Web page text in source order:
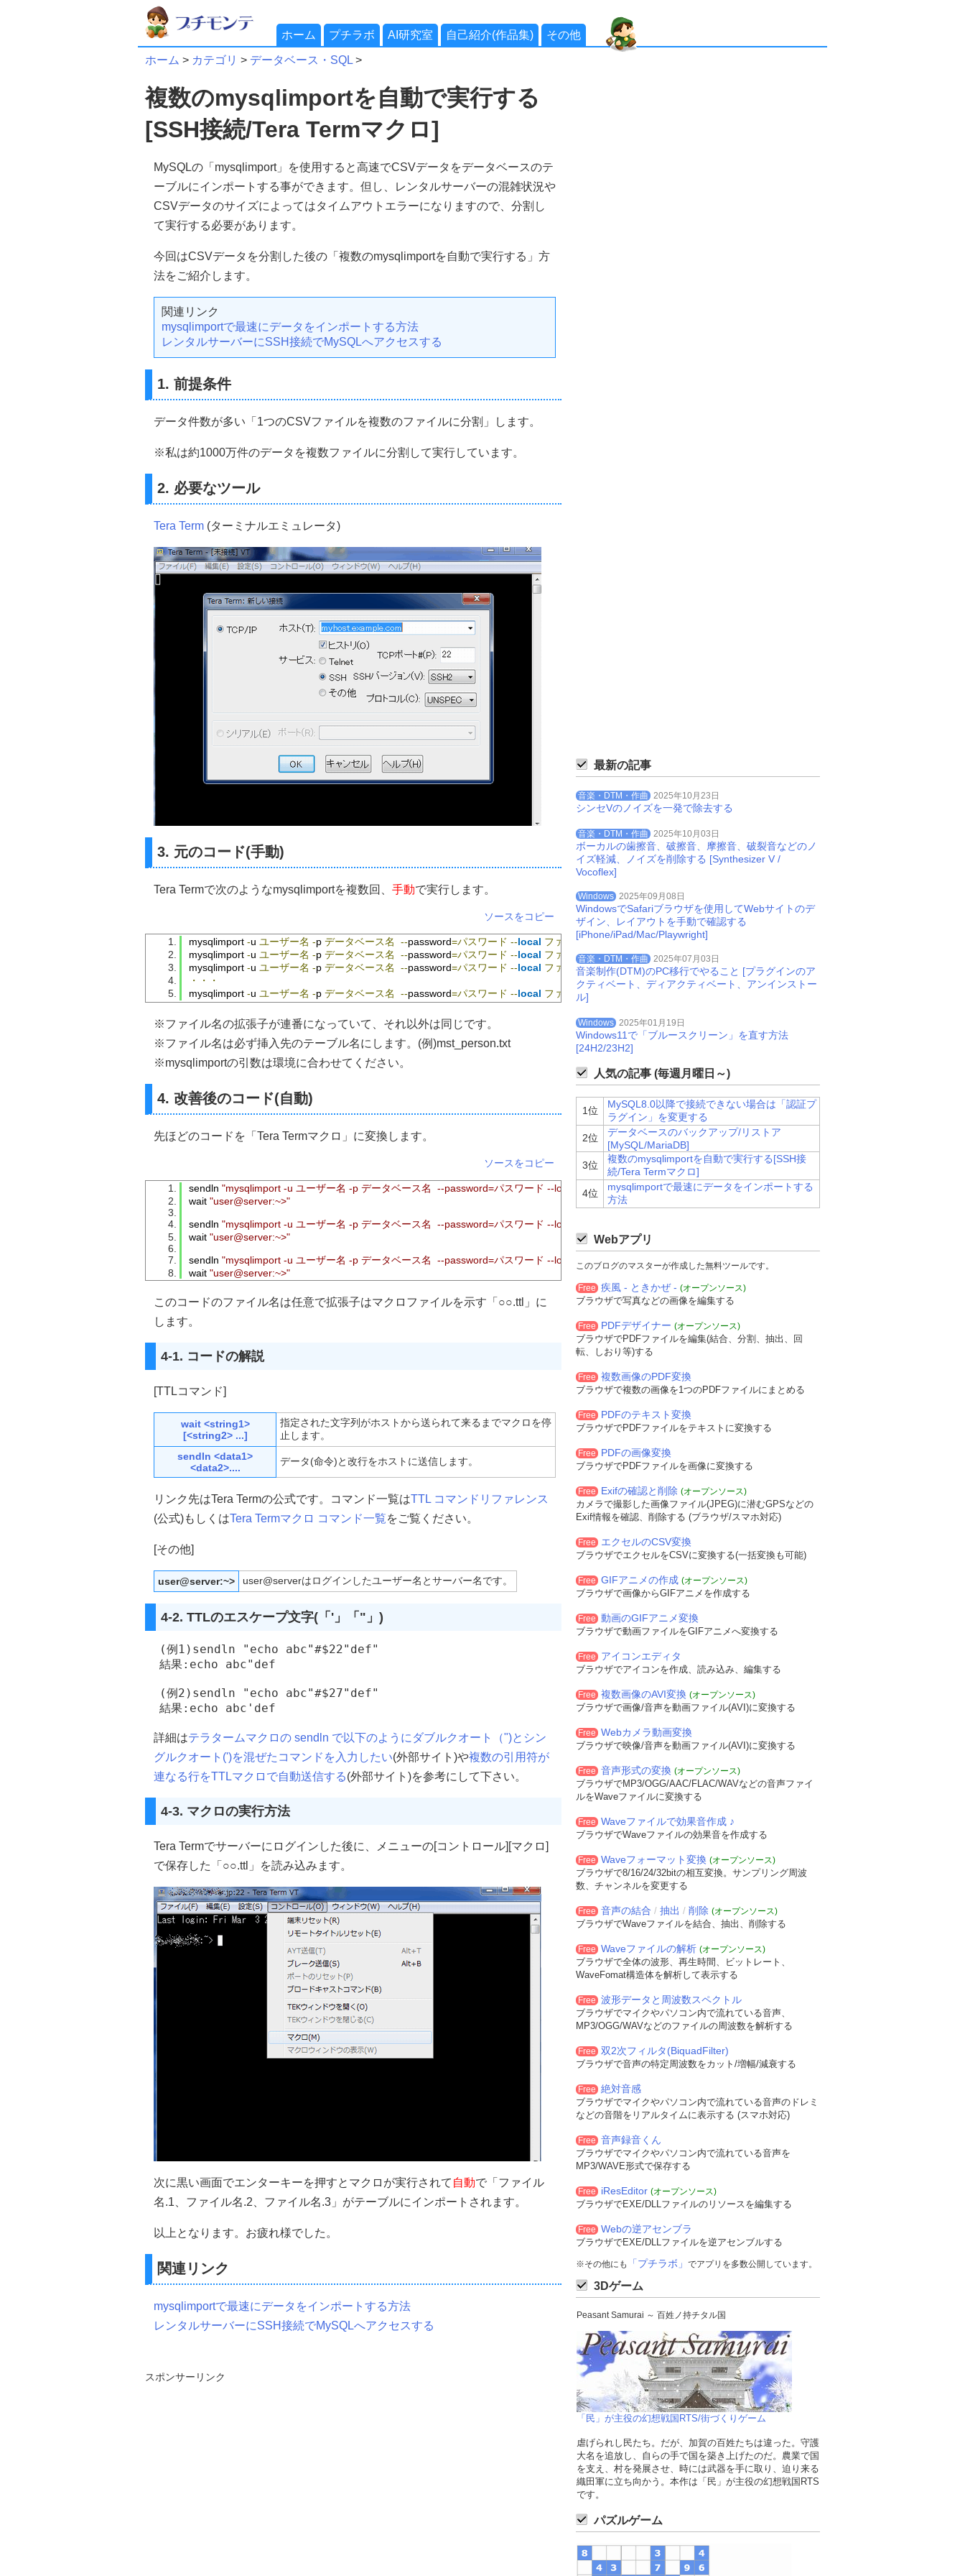
ホーム プチラボ AI研究室 自己紹介(作品集) その他
ホーム > カテゴリ > データベース・SQL >
複数のmysqlimportを自動で実行する
[SSH接続/Tera Termマクロ]
MySQLの「mysqlimport」を使用すると高速でCSVデータをデータベースのテ
ーブルにインポートする事ができます。但し、レンタルサーバーの混雑状況や
CSVデータのサイズによってはタイムアウトエラーになりますので、分割し
て実行する必要があります。
今回はCSVデータを分割した後の「複数のmysqlimportを自動で実行する」方
法をご紹介します。
関連リンク
mysqlimportで最速にデータをインポートする方法
レンタルサーバーにSSH接続でMySQLへアクセスする
1. 前提条件
データ件数が多い「1つのCSVファイルを複数のファイルに分割」します。
※私は約1000万件のデータを複数ファイルに分割して実行しています。
2. 必要なツール
Tera Term (ターミナルエミュレータ)
3. 元のコード(手動)
Tera Termで次のようなmysqlimportを複数回、 手動で実行します。
ソースをコピー
mysqlimport -u ユーザー名 -p データベース名 --password=パスワード --local ファイル名.1
mysqlimport -u ユーザー名 -p データベース名 --password=パスワード --local ファイル名.2
mysqlimport -u ユーザー名 -p データベース名 --password=パスワード --local ファイル名.3
・・・
mysqlimport -u ユーザー名 -p データベース名 --password=パスワード --local ファイル名.
※ファイル名の拡張子が連番になっていて、それ以外は同じです。
※ファイル名は必ず挿入先のテーブル名にします。(例)mst_person.txt
※mysqlimportの引数は環境に合わせてください。
4. 改善後のコード(自動)
先ほどのコードを「Tera Termマクロ」に変換します。
ソースをコピー
sendln "mysqlimport -u ユーザー名 -p データベース名  --password=パスワード --local ファイル名.1"
wait "user@server:~>"
sendln "mysqlimport -u ユーザー名 -p データベース名  --password=パスワード --local ファイル名.2"
wait "user@server:~>"
sendln "mysqlimport -u ユーザー名 -p データベース名  --password=パスワード --local ファイル名.3"
wait "user@server:~>"
このコードのファイル名は任意で拡張子はマクロファイルを示す「○○.ttl」に
します。
4-1. コードの解説
[TTLコマンド]
wait <string1>
[<string2> ...]
指定された文字列がホストから送られて来るまでマクロを停
止します。
sendln <data1>
<data2>....
データ(命令)と改行をホストに送信します。
リンク先はTera Termの公式です。コマンド一覧はTTL コマンドリファレンス
(公式)もしくはTera Termマクロ コマンド一覧をご覧ください。
[その他]
user@server:~> user@serverはログインしたユーザー名とサーバー名です。
4-2. TTLのエスケープ文字(「'」「"」)
  (例1)sendln "echo abc"#$22"def"
  結果:echo abc"def
  (例2)sendln "echo abc"#$27"def"
詳細はテラタームマクロの sendln で以下のようにダブルクオート（")とシン
グルクオート(')を混ぜたコマンドを入力したい(外部サイト)や複数の引用符が
連なる行をTTLマクロで自動送信する(外部サイト)を参考にして下さい。
4-3. マクロの実行方法
Tera Termでサーバーにログインした後に、メニューの[コントロール][マクロ]
で保存した「○○.ttl」を読み込みます。
次に黒い画面でエンターキーを押すとマクロが実行されて 自動で「ファイル
名.1、ファイル名.2、ファイル名.3」がテーブルにインポートされます。
以上となります。お疲れ様でした。
関連リンク
mysqlimportで最速にデータをインポートする方法
レンタルサーバーにSSH接続でMySQLへアクセスする
スポンサーリンク
最新の記事
音楽・DTM・作曲 2025年10月23日
シンセVのノイズを一発で除去する
音楽・DTM・作曲 2025年10月03日
ボーカルの歯擦音、破擦音、摩擦音、破裂音などのノ
イズ軽減、ノイズを削除する [Synthesizer V /
Vocoflex]
Windows 2025年09月08日
WindowsでSafariブラウザを使用してWebサイトのデ
ザイン、レイアウトを手動で確認する
[iPhone/iPad/Mac/Playwright]
音楽・DTM・作曲 2025年07月03日
音楽制作(DTM)のPC移行でやること [プラグインのア
クティベート、ディアクティベート、アンインストー
ル]
Windows 2025年01月19日
Windows11で「ブルースクリーン」を直す方法
[24H2/23H2]
人気の記事 (毎週月曜日～)
1位
MySQL8.0以降で接続できない場合は「認証プ
ラグイン」を変更する
2位
データベースのバックアップ/リストア
[MySQL/MariaDB]
3位
複数のmysqlimportを自動で実行する[SSH接
続/Tera Termマクロ]
4位
mysqlimportで最速にデータをインポートする
方法
Webアプリ
このブログのマスターが作成した無料ツールです。
Free 疾風 - ときかぜ - (オープンソース)
ブラウザで写真などの画像を編集する
Free PDFデザイナー (オープンソース)
ブラウザでPDFファイルを編集(結合、分割、抽出、回
転、しおり等)する
Free 複数画像のPDF変換
ブラウザで複数の画像を1つのPDFファイルにまとめる
Free PDFのテキスト変換
ブラウザでPDFファイルをテキストに変換する
Free PDFの画像変換
ブラウザでPDFファイルを画像に変換する
Free Exifの確認と削除 (オープンソース)
カメラで撮影した画像ファイル(JPEG)に潜むGPSなどの
Exif情報を確認、削除する (ブラウザ/スマホ対応)
Free エクセルのCSV変換
ブラウザでエクセルをCSVに変換する(一括変換も可能)
Free GIFアニメの作成 (オープンソース)
ブラウザで画像からGIFアニメを作成する
Free 動画のGIFアニメ変換
ブラウザで動画ファイルをGIFアニメへ変換する
Free アイコンエディタ
ブラウザでアイコンを作成、読み込み、編集する
Free 複数画像のAVI変換 (オープンソース)
ブラウザで画像/音声を動画ファイル(AVI)に変換する
Free Webカメラ動画変換
ブラウザで映像/音声を動画ファイル(AVI)に変換する
Free 音声形式の変換 (オープンソース)
ブラウザでMP3/OGG/AAC/FLAC/WAVなどの音声ファイ
ルをWaveファイルに変換する
Free Waveファイルで効果音作成 ♪
ブラウザでWaveファイルの効果音を作成する
Free Waveフォーマット変換 (オープンソース)
ブラウザで8/16/24/32bitの相互変換。サンプリング周波
数、チャンネルを変更する
Free 音声の結合 / 抽出 / 削除 (オープンソース)
ブラウザでWaveファイルを結合、抽出、削除する
Free Waveファイルの解析 (オープンソース)
ブラウザで全体の波形、再生時間、ビットレート、
WaveFomat構造体を解析して表示する
Free 波形データと周波数スペクトル
ブラウザでマイクやパソコン内で流れている音声、
MP3/OGG/WAVなどのファイルの周波数を解析する
Free 双2次フィルタ(BiquadFilter)
ブラウザで音声の特定周波数をカット/増幅/減衰する
Free 絶対音感
ブラウザでマイクやパソコン内で流れている音声のドレミ
などの音階をリアルタイムに表示する (スマホ対応)
Free 音声録音くん
ブラウザでマイクやパソコン内で流れている音声を
MP3/WAVE形式で保存する
Free iResEditor (オープンソース)
ブラウザでEXE/DLLファイルのリソースを編集する
Free Webの逆アセンブラ
ブラウザでEXE/DLLファイルを逆アセンブルする
※その他にも 「プチラボ」 でアプリを多数公開しています。
3Dゲーム
Peasant Samurai ～ 百姓ノ持チタル国
「民」が主役の幻想戦国RTS/街づくりゲーム
虐げられし民たち。だが、加賀の百姓たちは違った。守護
大名を追放し、自らの手で国を築き上げたのだ。農業で国
を支え、村を発展させ、時には武器を手に取り、迫り来る
織田軍に立ち向かう。本作は「民」が主役の幻想戦国RTS
です。
パズルゲーム